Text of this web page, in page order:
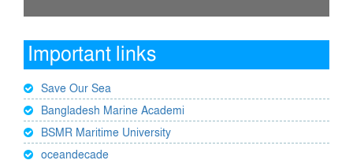
Important links
Save Our Sea
Bangladesh Marine Academi
BSMR Maritime University
oceandecade